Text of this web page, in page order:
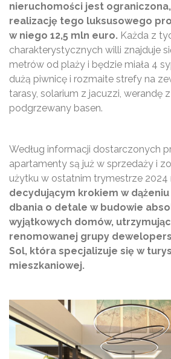
nieruchomości jest
realizację tego luksusowego
w niego 12,5 mln euro. Każda z
charakterystycznych willi znajduje
metrów od plaży i będzie miała 4
dużą piwnicę i rozmaite strefy na
tarasy, solarium z jacuzzi, werandę
podgrzewany basen.
Według informacji dostarczonych
apartamenty są już w sprzedaży i
użytku w ostatnim trymestrze 2024
decydującym krokiem w dążeniu
dbania o detale w budowie
wyjątkowych domów,
renomowanej grupy
Sol, która specjalizuje się w
mieszkaniowej.